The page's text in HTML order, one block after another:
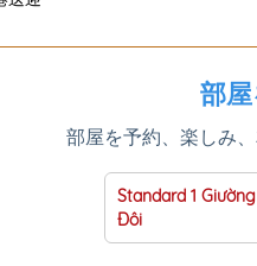
部
部屋を予約、楽しみ
Standard 1 Giường
Đôi